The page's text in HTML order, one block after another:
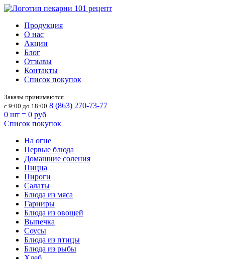
Продукция
О нас
Акции
Блог
Отзывы
Контакты
Список покупок
Заказы принимаются
с 9:00 до 18:00 8 (863) 270-73-77
0 шт = 0 руб
Список покупок
На огне
Первые блюда
Домашние соления
Пицца
Пироги
Салаты
Блюда из мяса
Гарниры
Блюда из овощей
Выпечка
Соусы
Блюда из птицы
Блюда из рыбы